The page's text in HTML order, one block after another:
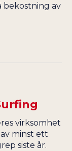
bekostning av
virksomhet
minst ett
siste år.